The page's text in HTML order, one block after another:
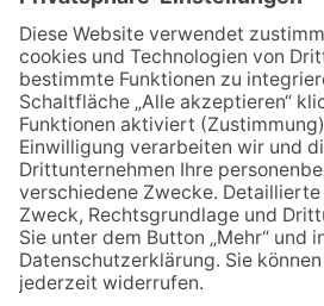
HINWEISGEBERSCHUTZGESETZ
KONTAKT VORLESE-
GOOD NEWS |
DATENSCHUTZ GGMBH
DATENVERARBEITUNG